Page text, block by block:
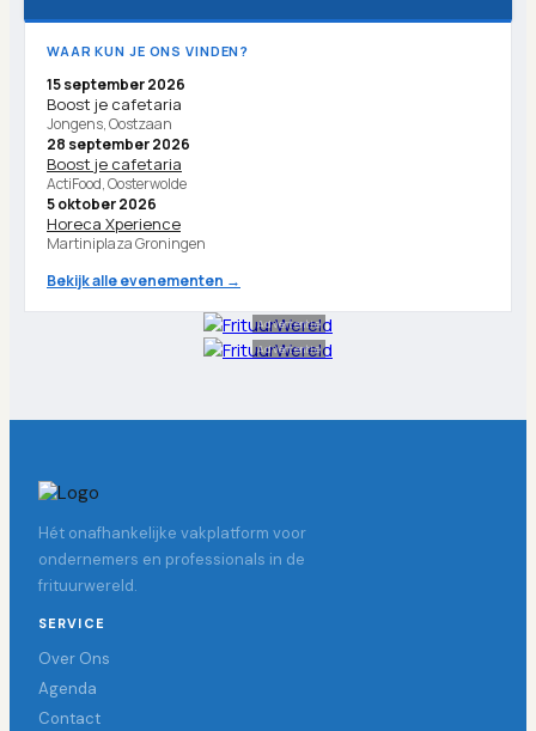
WAAR KUN JE ONS VINDEN?
15 september 2026
Boost je cafetaria
Jongens, Oostzaan
28 september 2026
Boost je cafetaria
ActiFood, Oosterwolde
5 oktober 2026
Horeca Xperience
Martiniplaza Groningen
Bekijk alle evenementen →
Advertentie
Advertentie
Hét onafhankelijke vakplatform voor
ondernemers en professionals in de
frituurwereld.
SERVICE
Over Ons
Agenda
Contact